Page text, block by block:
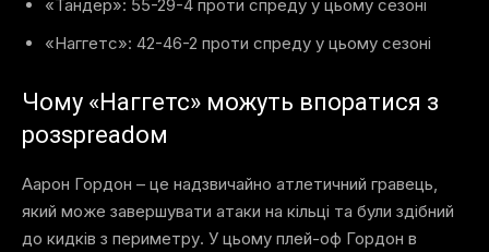
«Тандер»: 55-29-4 проти спреду у цьому сезоні
«Наггетс»: 42-46-2 проти спреду у цьому сезоні
Чому «Наггетс» можуть впоратися з
розspreadом
Аарон Гордон – це надзвичайно атлетичний гравець,
який може завершувати атаки на кільці та були здібний
до кидків з периметру. У цьому плей-оф Гордон в